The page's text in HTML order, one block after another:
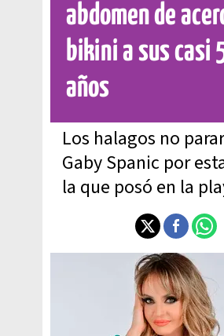
abdomen de
bikini a sus casi
años
Los halagos no
Gaby Spanic por
la que posó en la